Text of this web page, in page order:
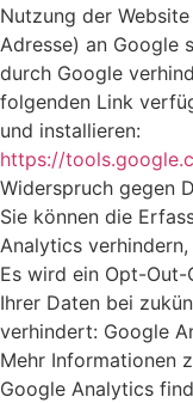
Nutzung der
Adresse) an Google
durch Google
folgenden Link
und installieren:
https://
Widerspruch gegen
Sie können die
Analytics
Es wird ein Opt-
Ihrer Daten bei
verhindert: Google
Mehr Informationen
Google Analytics